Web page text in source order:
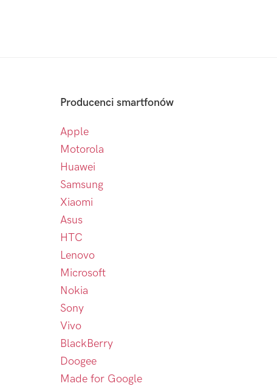
Producenci smartfonów
Apple
Motorola
Huawei
Samsung
Xiaomi
Asus
HTC
Lenovo
Microsoft
Nokia
Sony
Vivo
BlackBerry
Doogee
Made for Google